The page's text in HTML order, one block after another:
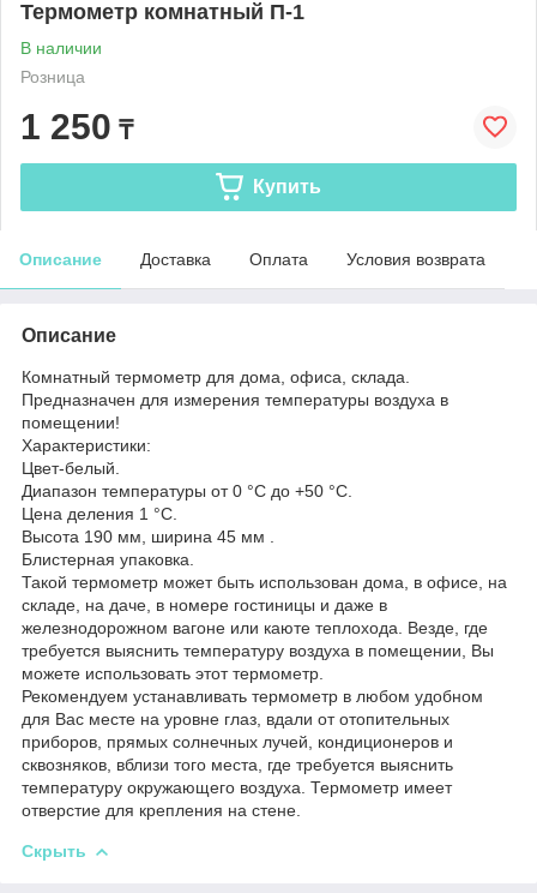
Термометр комнатный П-1
В наличии
Розница
1 250 ₸
Купить
Описание Доставка Оплата Условия возврата
Описание
Комнатный термометр для дома, офиса, склада.
Предназначен для измерения температуры воздуха в
помещении!
Характеристики:
Цвет-белый.
Диапазон температуры от 0 °C до +50 °C.
Цена деления 1 °C.
Высота 190 мм, ширина 45 мм .
Блистерная упаковка.
Такой термометр может быть использован дома, в офисе, на
складе, на даче, в номере гостиницы и даже в
железнодорожном вагоне или каюте теплохода. Везде, где
требуется выяснить температуру воздуха в помещении, Вы
можете использовать этот термометр.
Рекомендуем устанавливать термометр в любом удобном
для Вас месте на уровне глаз, вдали от отопительных
приборов, прямых солнечных лучей, кондиционеров и
сквозняков, вблизи того места, где требуется выяснить
температуру окружающего воздуха. Термометр имеет
отверстие для крепления на стене.
Скрыть